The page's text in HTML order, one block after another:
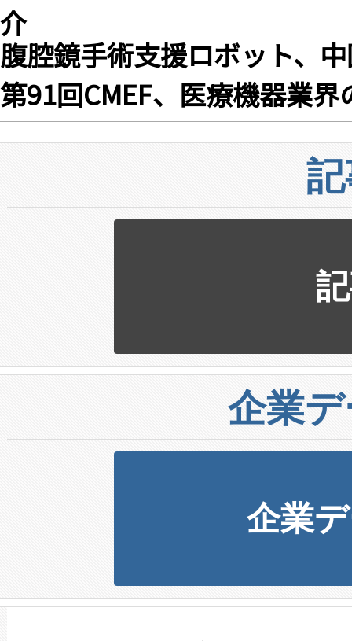
介
腹腔鏡手術支援ロボット、
第91回CMEF、医療機器業
企業
企業